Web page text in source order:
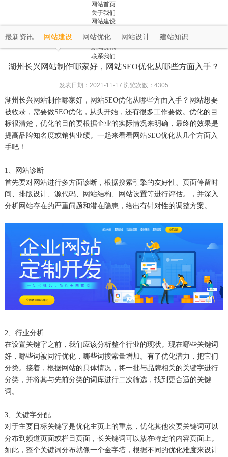
网站首页
关于我们
网站建设
解决方案
新闻资讯
联系我们
最新资讯 网站建设 网站优化 网站设计 建站知识
湖州长兴网站制作哪家好，网站SEO优化从哪些方面入手？
发表日期：2021-11-17 浏览次数：4305
湖州长兴网站制作哪家好，网站SEO优化从哪些方面入手？网站想要
被收录，需要做SEO优化，从头开始，还有很多工作要做。优化的目
标很清楚，优化的目的要根据企业的实际情况来明确，最终的效果是
提高品牌知名度或销售业绩。一起来看看网站SEO优化从几个方面入
手吧！
1、网站诊断
首先要对网站进行多方面诊断，根据搜索引擎的友好性、页面停留时
间、排版设计、源代码、网站结构、网站设置等进行评估。，并深入
分析网站存在的严重问题和潜在隐患，给出有针对性的调整方案。
2、行业分析
在设置关键字之前，我们应该分析整个行业的现状。现在哪些关键词
好，哪些词被同行优化，哪些词搜索量增加。有了优化潜力，把它们
分类。接着，根据网站的具体情况，将一批与品牌相关的关键字进行
分类，并将其与先前分类的词库进行二次筛选，找到更合适的关键
词。
3、关键字分配
对于主要目标关键字是优化主页上的重点，优化其他次要关键词可以
分布到频道页面或栏目页面，长关键词可以放在特定的内容页面上。
如此，整个关键词分布就像一个金字塔，根据不同的优化难度来设计